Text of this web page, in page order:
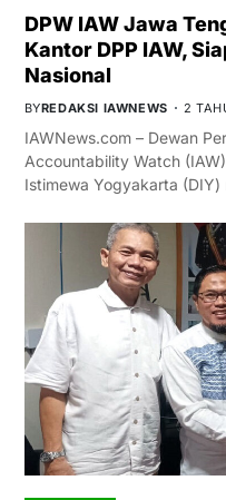
DPW IAW Jawa
Kantor DPP IAW,
Nasional
BYREDAKSI IAWNEWS 2
IAWNews.com – Dewan
Accountability Watch
Istimewa Yogyakarta